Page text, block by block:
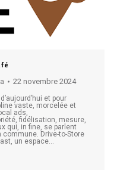
22 novembre 2024
et pour
vaste, morcelée et
ads,
fidélisation, mesure,
qui, in fine, se parlent
commune. Drive-to-Store
un espace…